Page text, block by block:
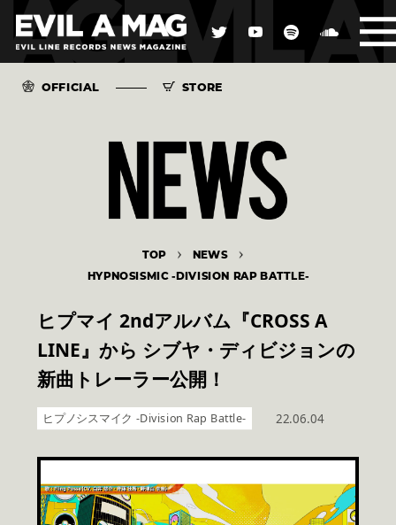
OFFICIAL STORE
TOP NEWS
HYPNOSISMIC -DIVISION RAP BATTLE-
ヒプマイ 2ndアルバム『CROSS A
LINE』から シブヤ・ディビジョンの
新曲トレーラー公開！
ヒプノシスマイク -Division Rap Battle- 22.06.04